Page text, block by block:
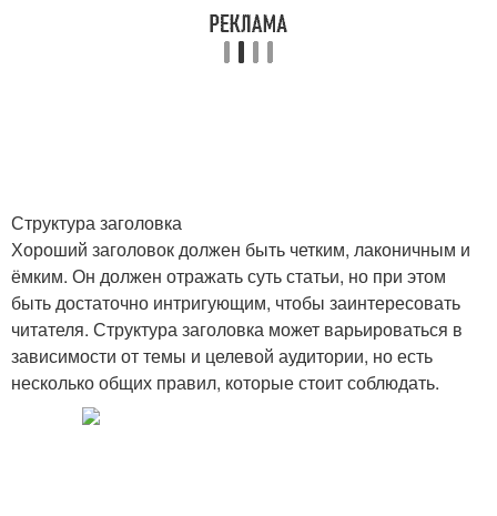
Структура заголовка
Хороший заголовок должен быть четким, лаконичным и
ёмким. Он должен отражать суть статьи, но при этом
быть достаточно интригующим, чтобы заинтересовать
читателя. Структура заголовка может варьироваться в
зависимости от темы и целевой аудитории, но есть
несколько общих правил, которые стоит соблюдать.